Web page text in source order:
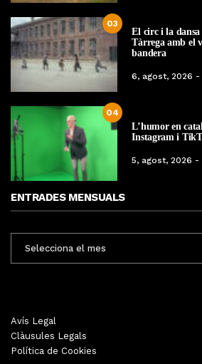
03
El circ i la
Tàrrega amb el
bandera
6, agost, 2026 -
04
L’humor en
Instagram i
5, agost, 2026 -
ENTRADES MENSUALS
MENSUALS
Avís Legal
Clàusules Legals
Política de Cookies